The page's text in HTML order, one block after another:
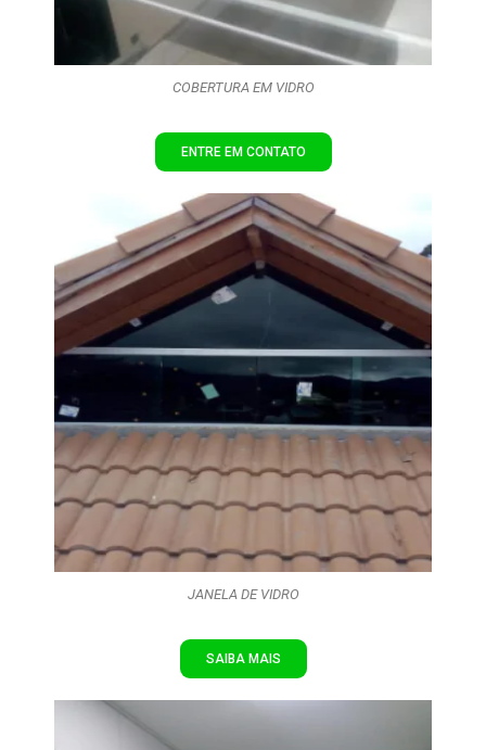
COBERTURA EM VIDRO
ENTRE EM CONTATO
JANELA DE VIDRO
SAIBA MAIS